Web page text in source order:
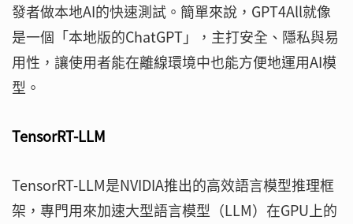
發者做本地AI的快速測試。簡單來說，GPT4All就像
是一個「本地版的ChatGPT」，主打安全、隱私與易
用性，讓使用者能在離線環境中也能方便地運用AI模
型。
TensorRT-LLM
TensorRT-LLM是NVIDIA推出的高效語言模型推理框
架，專門用來加速大型語言模型（LLM）在GPU上的